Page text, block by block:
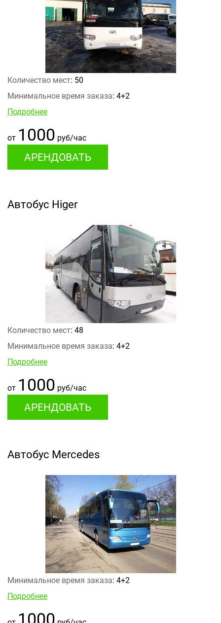
Количество мест: 50
Минимальное время заказа: 4+2
Подробнее
от 1000 руб/час
АРЕНДОВАТЬ
Автобус Higer
Количество мест: 48
Минимальное время заказа: 4+2
Подробнее
от 1000 руб/час
АРЕНДОВАТЬ
Автобус Mercedes
Минимальное время заказа: 4+2
Подробнее